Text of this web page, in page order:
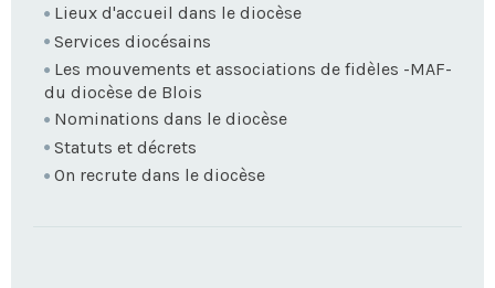
Lieux d'accueil dans le diocèse
Services diocésains
Les mouvements et associations de fidèles -MAF-
du diocèse de Blois
Nominations dans le diocèse
Statuts et décrets
On recrute dans le diocèse